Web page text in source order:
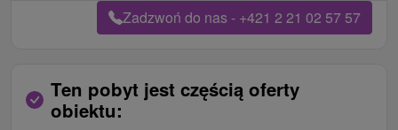
Zadzwoń do nas - +421 2 21 02 57 57
Ten pobyt jest częścią oferty
obiektu: